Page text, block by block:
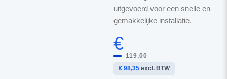
uitgevoerd voor een snelle en
gemakkelijke installatie.
€
119,00
€ 98,35excl. BTW